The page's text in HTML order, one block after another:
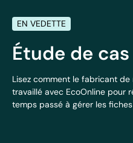
EN VEDETTE
Étude de
Lisez comment le fabricant de
travaillé avec EcoOnline pour
temps passé à gérer les